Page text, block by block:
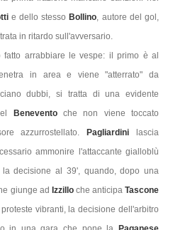
e dello stessoBollino, autore del gol,
in ritardo sull'avversario.
arrabbiare le vespe: il primo è al
in area e viene "atterrato" da
dubbi, si tratta di una evidente
Benevento che non viene toccato
azzurrostellato.Pagliardinilascia
ammonire l'attaccante gialloblù
decisione al 39', quando, dopo una
giunge ad Izzillo che anticipaTascone
vibranti, la decisione dell'arbitro